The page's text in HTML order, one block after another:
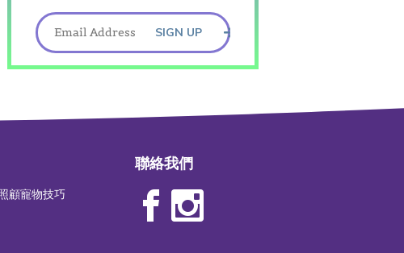
SIGN UP
顧寵物技巧
聯絡我們